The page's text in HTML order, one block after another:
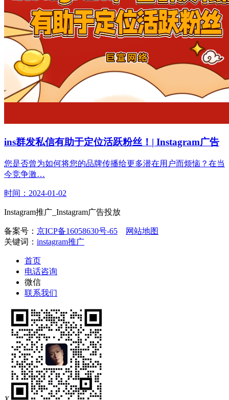
ins群发私信有助于定位活跃粉丝！| Instagram广告
您是否曾为如何将您的品牌传播给更多潜在用户而烦恼？在当
今竞争激…
时间：2024-01-02
Instagram推广_Instagram广告投放
备案号： 京ICP备16058630号-65
网站地图
关键词： instagram推广
首页
电话咨询
微信
联系我们